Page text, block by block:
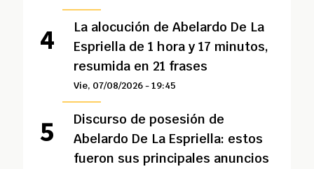
La alocución de Abelardo De La
Espriella de 1 hora y 17 minutos,
resumida en 21 frases
Vie, 07/08/2026 - 19:45
Discurso de posesión de
Abelardo De La Espriella: estos
fueron sus principales anuncios